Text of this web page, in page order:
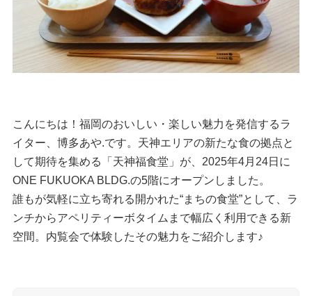
こんにちは！福岡のおいしい・楽しい魅力を発信するラ
イター、博多あや.です。天神エリアの新たな食の拠点と
して期待を集める「天神福食堂」が、2025年4月24日に
ONE FUKUOKA BLDG.の5階にオープンしました。
誰もが気軽に立ち寄れる開かれた“まちの食堂”として、ラ
ンチからアペリティーボタイムまで幅広く利用できる新
空間。内覧会で体験したその魅力をご紹介します♪